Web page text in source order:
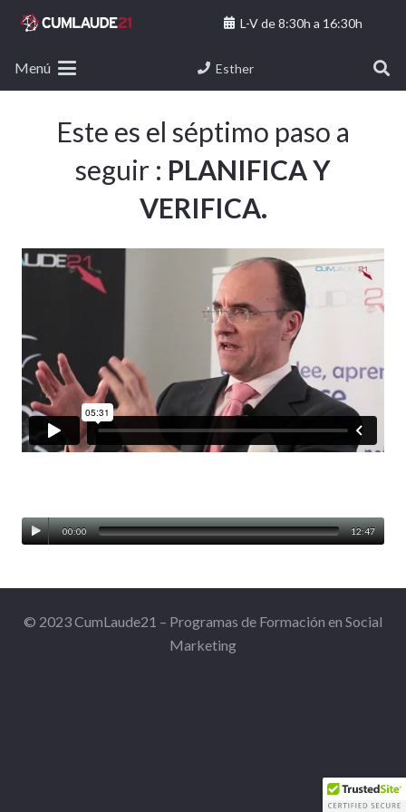
L-V de 8:30h a 16:30h
Menú Esther
Este es el séptimo paso a
seguir : PLANIFICA Y
VERIFICA.
00:00 12:47
© 2023 CumLaude21 – Programas de Formación en Social
Marketing